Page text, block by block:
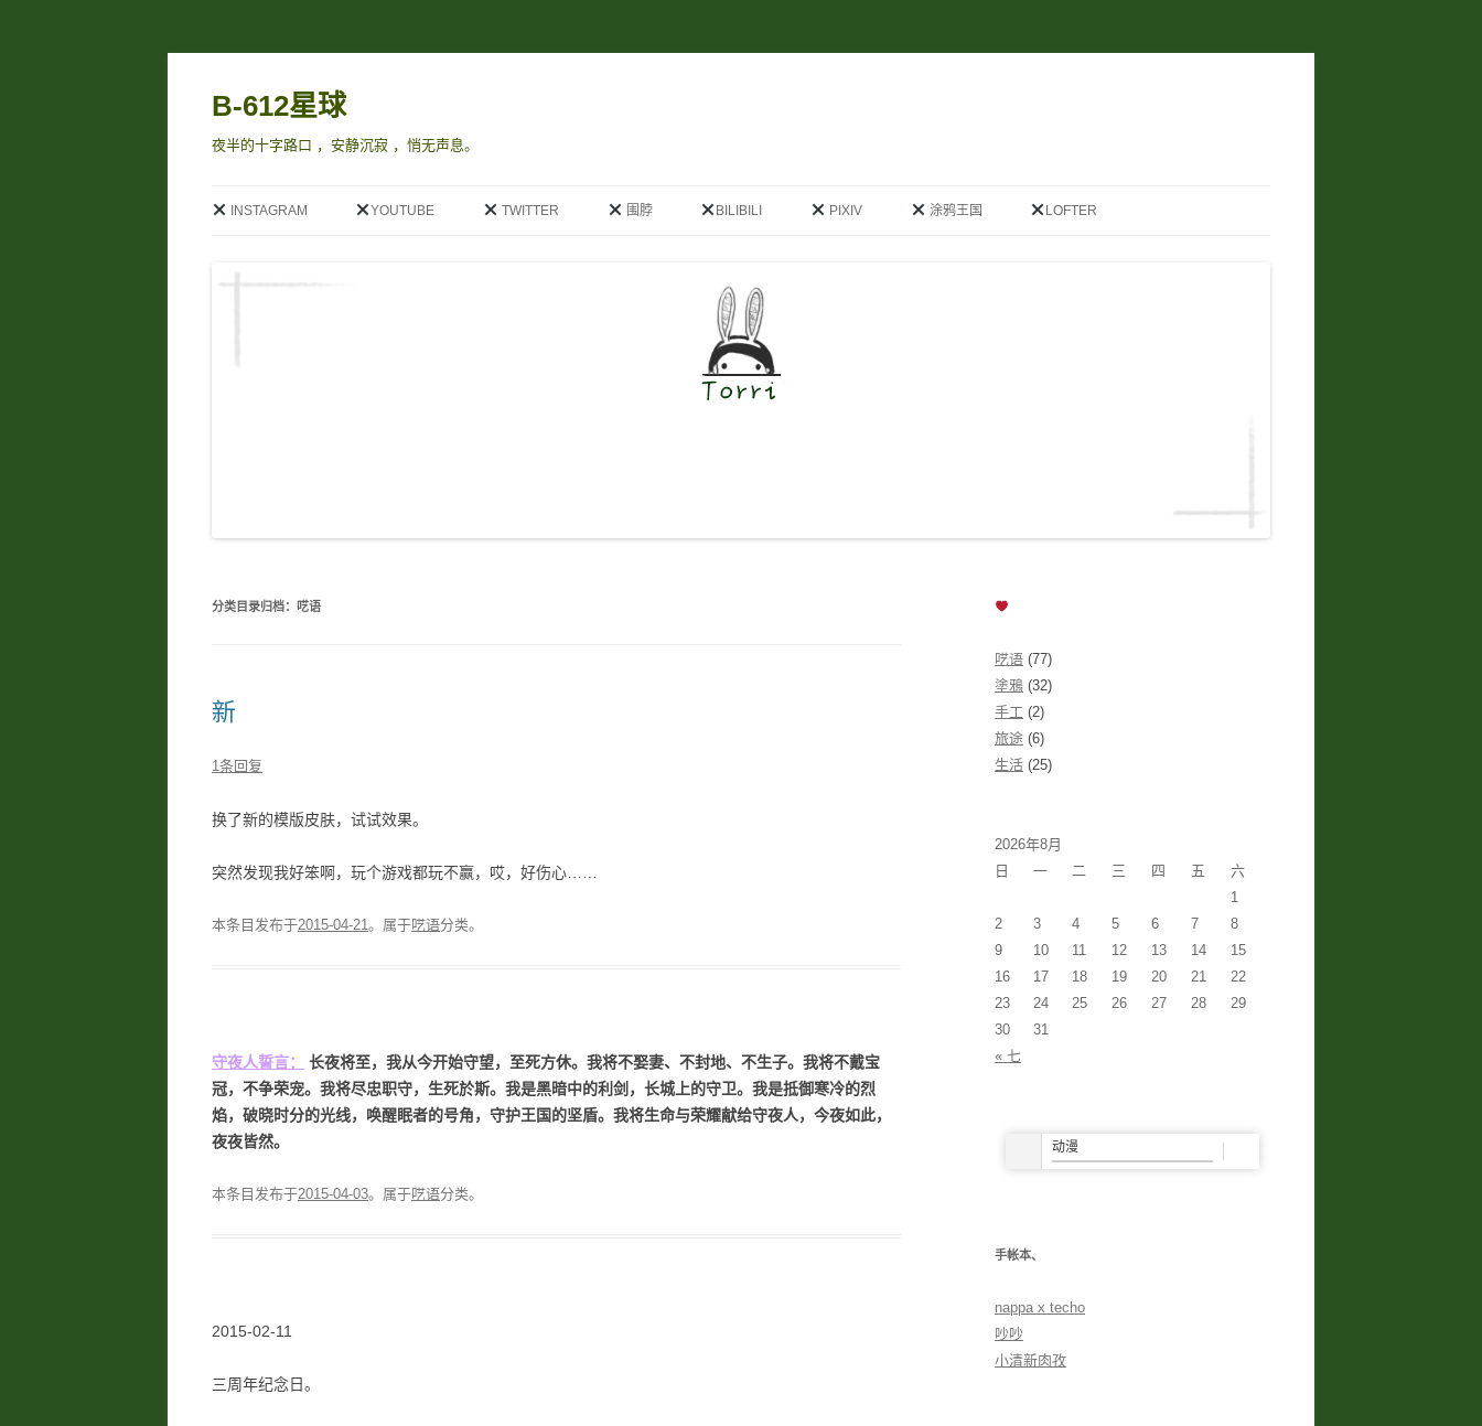
B-612星球
夜半的十字路口 ，安静沉寂 ，悄无声息。
至
INSTAGRAM YOUTUBE TWITTER 围脖 BILIBILI PIXIV 涂鸦王国 LOFTER
分类目录归档： 呓语
新
1条回复
换了新的模版皮肤，试试效果。
突然发现我好笨啊，玩个游戏都玩不赢，哎，好伤心……
本条目发布于2015-04-21。属于呓语分类。
守夜人誓言：
长夜将至，我从今开始守望，至死方休。我将不娶妻、不封地、不生子。我将不戴宝
冠，不争荣宠。我将尽忠职守，生死於斯。我是黑暗中的利剑，长城上的守卫。我是抵御寒冷的烈
焰，破晓时分的光线，唤醒眠者的号角，守护王国的坚盾。我将生命与荣耀献给守夜人，今夜如此，
夜夜皆然。
本条目发布于2015-04-03。属于呓语分类。
2015-02-11
三周年纪念日。
呓语 (77)
塗鴉 (32)
手工 (2)
旅途 (6)
生活 (25)
2026年8月
日
一 二 三 四 五 六
« 七
1
2
3 4 5 6 7
8
9
10 11 12 13 14
15
16
17 18 19 20 21
22
23
24 25 26 27 28
29
30
31
手帐本、
nappa x techo
吵吵
小清新肉孜